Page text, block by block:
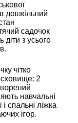
дошкільний
садочок
з усього
чітко
2
навчальні
спальні ліжка
ігор.